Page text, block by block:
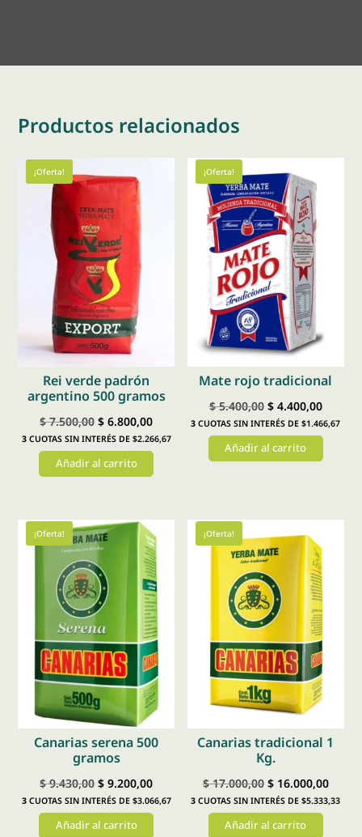
Productos relacionados
¡Oferta!
Rei verde padrón
argentino 500 gramos
$7.500,00 El
precio
original
$ 6.800,00El
precio
3CUOTAS SIN INTERÉS DE $2.266,67
Añadir al carrito
¡Oferta!
Mate rojo tradicional
$5.400,00 El
precio
original
$4.400,00El
precio
3 CUOTAS SIN INTERÉS DE $1.466,67
Añadir al carrito
¡Oferta!
Canarias serena 500
gramos
$9.430,00 El
precio
original
$ 9.200,00El
precio
3CUOTAS SIN INTERÉS DE $3.066,67
Añadir al carrito
¡Oferta!
Canarias tradicional 1
Kg.
$17.000,00 El
precio
original
$16.000,00El
precio
3 CUOTAS SIN INTERÉS DE $5.333,33
Añadir al carrito